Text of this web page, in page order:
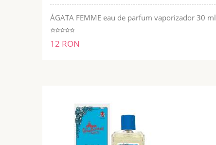
ÁGATA FEMME eau de parfum vaporizador 30 ml
12 RON
ADĂUGĂ ÎN COŞ